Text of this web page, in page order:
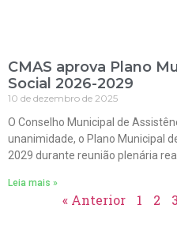
CMAS aprova Plano
Social 2026-2029
10 de dezembro de 2025
O Conselho Municipal de
unanimidade, o Plano Municipal
2029 durante reunião plenária
Leia mais »
« Anterior 1 2 3